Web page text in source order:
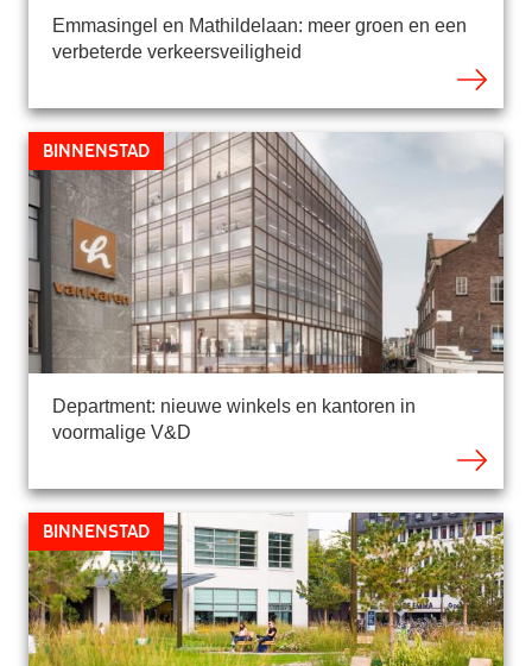
Emmasingel en Mathildelaan: meer groen en een
verbeterde verkeersveiligheid
Department: nieuwe winkels en kantoren in
voormalige V&D
Binnenstad
Binnenstad